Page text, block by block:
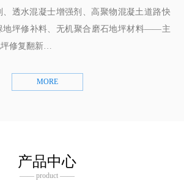
透水混凝士增强剂、高聚物混凝土道路快
地坪修补料、无机聚合磨石地坪材料——主
修复翻新…
MORE
产品中心
—— product ——